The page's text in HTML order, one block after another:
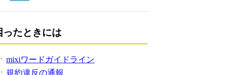
ったときには
mixiワードガイドライン
規約違反の通報